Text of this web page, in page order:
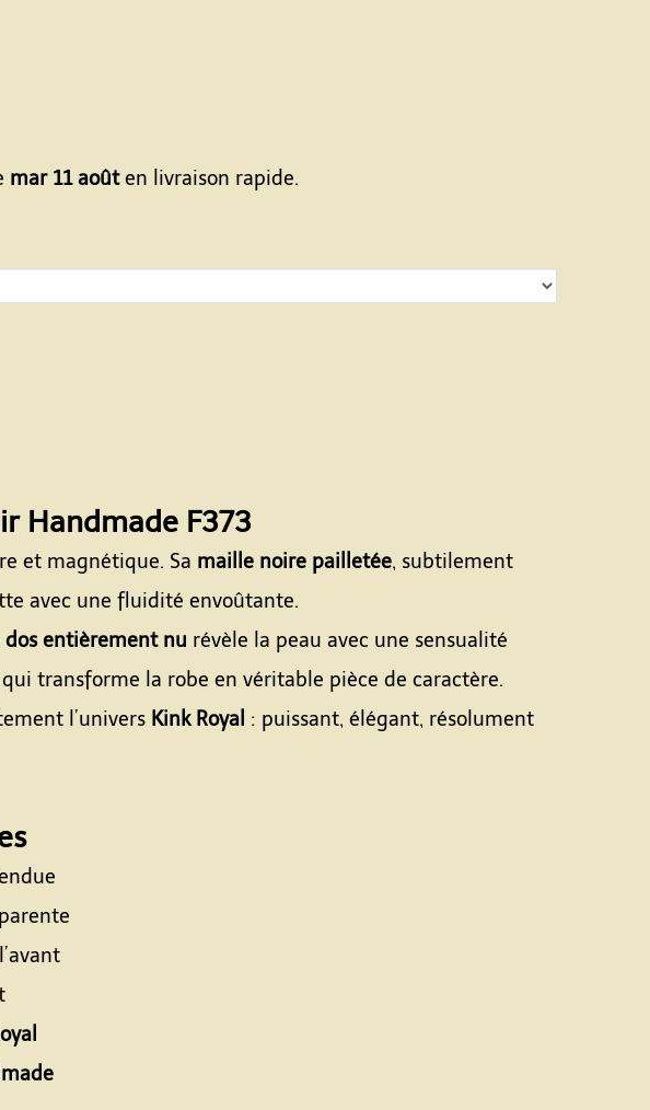
mar 11 aoûten livraison rapide.
Handmade F373
et magnétique. Sa maille noire pailletée, subtilement
avec une fluidité envoûtante.
dos entièrement nu révèle la peau avec une sensualité
transforme la robe en véritable pièce de caractère.
l’univers Kink Royal : puissant, élégant, résolument